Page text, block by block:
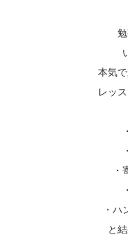
本気
レッ
・
・ハ
と